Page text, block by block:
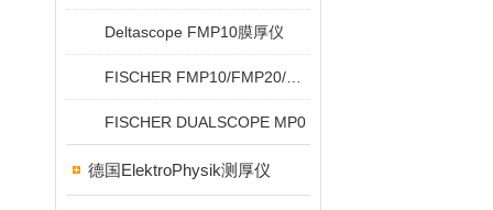
Deltascope FMP10膜厚仪
FISCHER DUALSCOPE MP0
德国ElektroPhysik测厚仪